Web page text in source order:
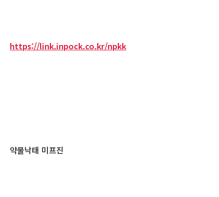
https://link.inpock.co.kr/npkk
약물낙태 미프진